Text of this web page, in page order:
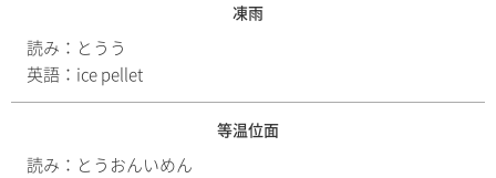
凍雨
読み： とうう
英語： ice pellet
等温位面
読み： とうおんいめん